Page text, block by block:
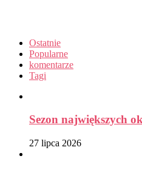
Ostatnie
Popularne
komentarze
Tagi
Sezon największych
27 lipca 2026